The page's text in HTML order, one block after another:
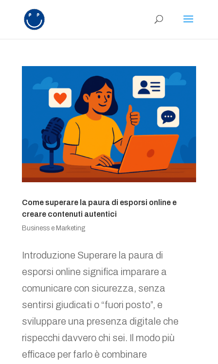
Come superare la paura di esporsi online e
creare contenuti autentici
Business e Marketing
Introduzione Superare la paura di
esporsi online significa imparare a
comunicare con sicurezza, senza
sentirsi giudicati o “fuori posto”, e
sviluppare una presenza digitale che
rispecchi davvero chi sei. Il modo più
efficace per farlo è combinare